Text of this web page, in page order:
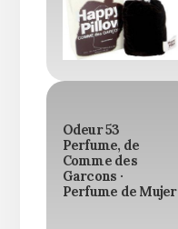
Odeur 53
Perfume, de
Comme des
Garcons ·
Perfume de Mujer